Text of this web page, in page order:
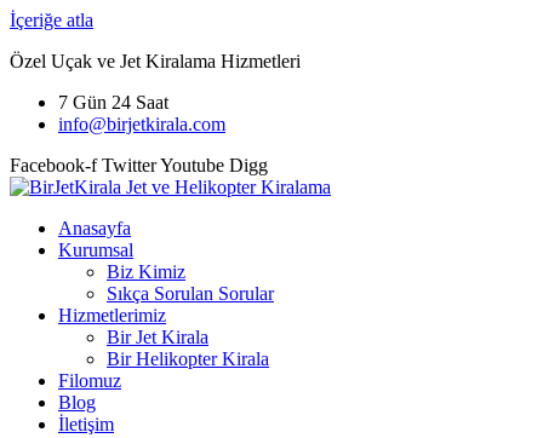
İçeriğe atla
Özel Uçak ve Jet Kiralama Hizmetleri
7 Gün 24 Saat
info@birjetkirala.com
Facebook-f TwitterYoutube Digg
Anasayfa
Kurumsal
Biz Kimiz
Sıkça Sorulan Sorular
Hizmetlerimiz
Bir Jet Kirala
Bir Helikopter Kirala
Filomuz
Blog
İletişim